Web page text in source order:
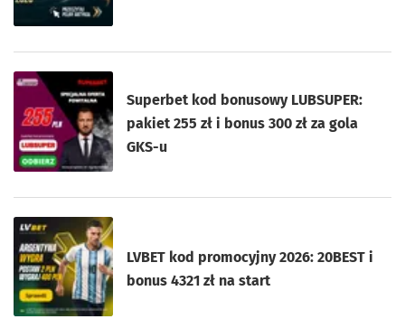
Superbet kod bonusowy LUBSUPER:
pakiet 255 zł i bonus 300 zł za gola
GKS-u
LVBET kod promocyjny 2026: 20BEST i
bonus 4321 zł na start